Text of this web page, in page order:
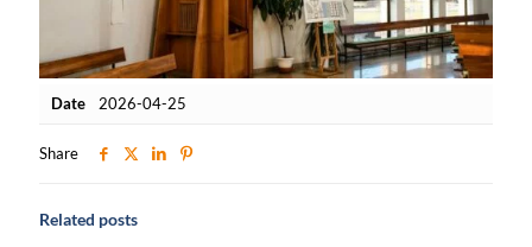
Date 2026-04-25
Share
Related posts